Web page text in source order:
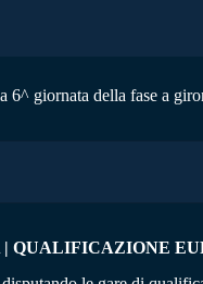
giornata della fase a